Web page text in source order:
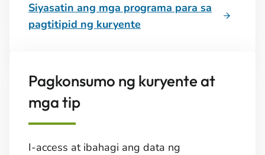
Siyasatin ang mga programa para sa
pagtitipid ng kuryente
Pagkonsumo ng kuryente at
mga tip
I-access at ibahagi ang data ng